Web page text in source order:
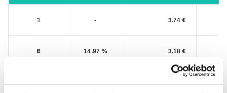
1 - 3.74 €
6 14.97 % 3.18 €